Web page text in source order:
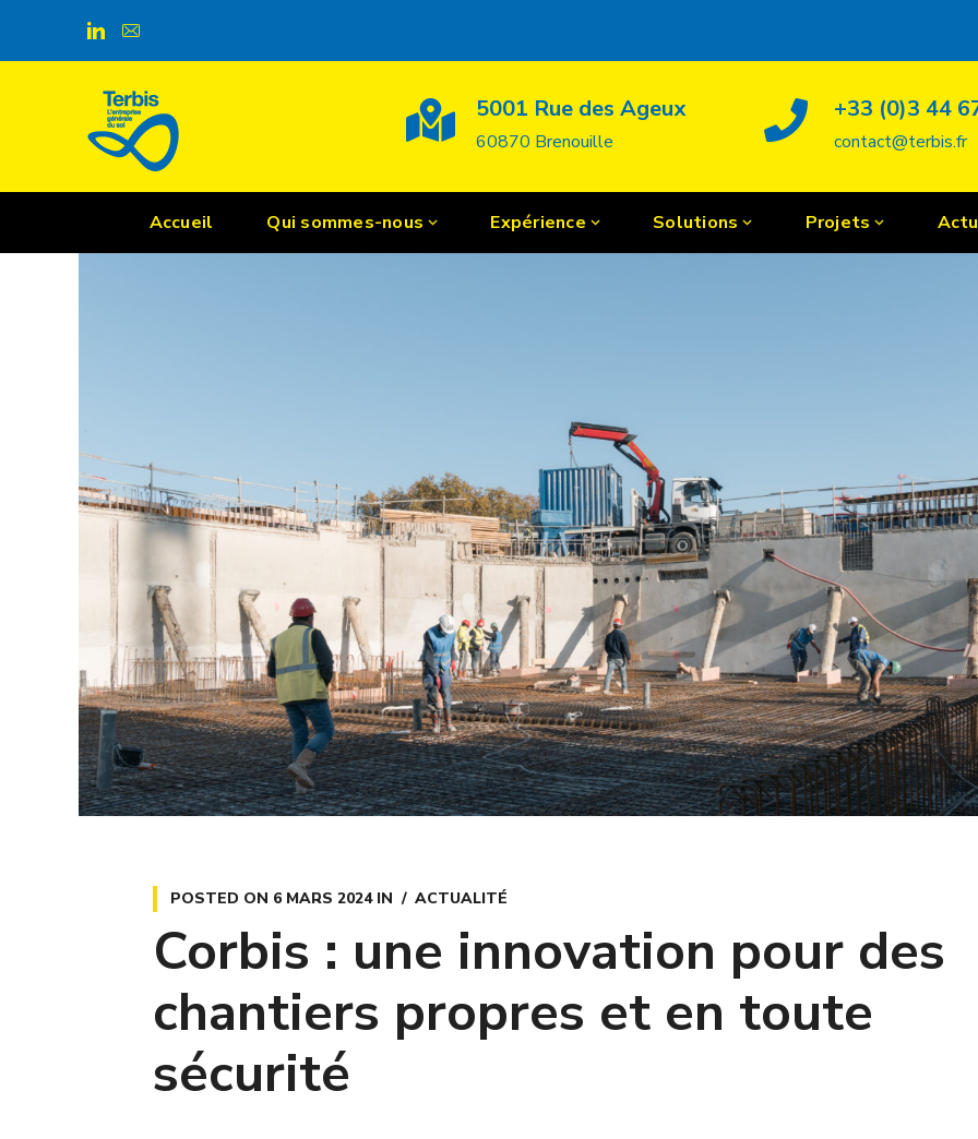
5001 Rue des Ageux
60870 Brenouille
+33 (0)3 44
contact@terbis.fr
Accueil Qui sommes-nous Expérience Solutions Projets
Actualités Accueil Actualités Actualité
POSTED ON 6 MARS 2024IN ACTUALITÉ
Corbis : une innovation pour des
chantiers propres et en toute
sécurité